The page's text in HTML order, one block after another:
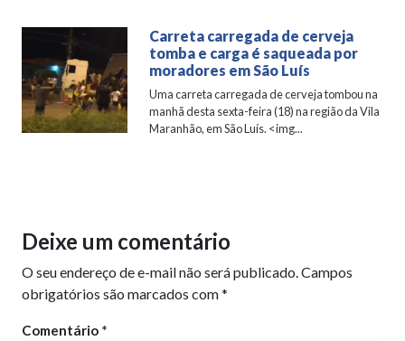
Carreta carregada de cerveja
tomba e carga é saqueada por
moradores em São Luís
Uma carreta carregada de cerveja tombou na
manhã desta sexta-feira (18) na região da Vila
Maranhão, em São Luís. <img...
Deixe um comentário
O seu endereço de e-mail não será publicado.Campos
obrigatórios são marcados com*
Comentário *